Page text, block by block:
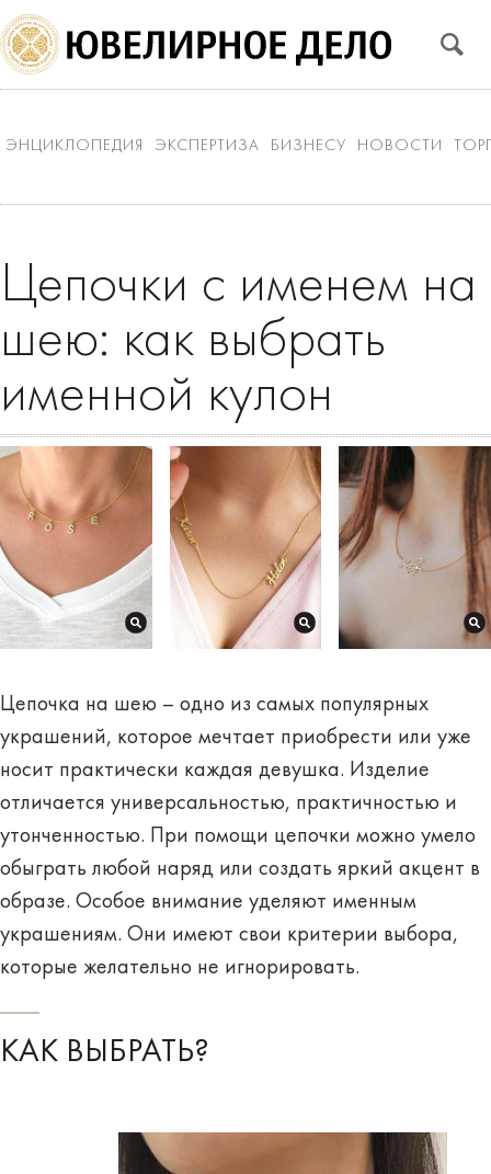
ЭНЦИКЛОПЕДИЯ ЭКСПЕРТИЗА БИЗНЕСУ НОВОСТИ
Цепочки с именем на
шею: как выбрать
именной кулон
Цепочка на шею – одно из самых популярных
украшений, которое мечтает приобрести или уже
носит практически каждая девушка. Изделие
отличается универсальностью, практичностью и
утонченностью. При помощи цепочки можно умело
обыграть любой наряд или создать яркий акцент в
образе. Особое внимание уделяют именным
украшениям. Они имеют свои критерии выбора,
которые желательно не игнорировать.
КАК ВЫБРАТЬ?